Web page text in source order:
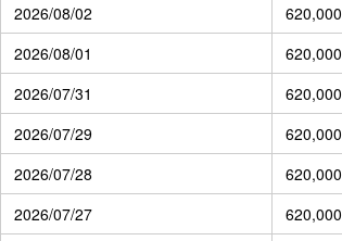
2026/08/02
620,000
2026/08/01
620,000
2026/07/31
620,000
2026/07/29
620,000
2026/07/28
620,000
2026/07/27
620,000